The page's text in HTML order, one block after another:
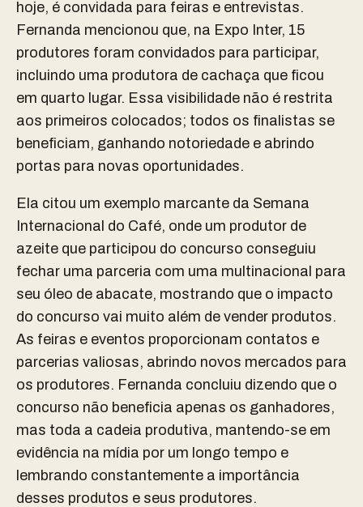
hoje, é convidada para feiras e entrevistas.
Fernanda mencionou que, na Expo Inter, 15
produtores foram convidados para participar,
incluindo uma produtora de cachaça que ficou
em quarto lugar. Essa visibilidade não é restrita
aos primeiros colocados; todos os finalistas se
beneficiam, ganhando notoriedade e abrindo
portas para novas oportunidades.
Ela citou um exemplo marcante da Semana
Internacional do Café, onde um produtor de
azeite que participou do concurso conseguiu
fechar uma parceria com uma multinacional para
seu óleo de abacate, mostrando que o impacto
do concurso vai muito além de vender produtos.
As feiras e eventos proporcionam contatos e
parcerias valiosas, abrindo novos mercados para
os produtores. Fernanda concluiu dizendo que o
concurso não beneficia apenas os ganhadores,
mas toda a cadeia produtiva, mantendo-se em
evidência na mídia por um longo tempo e
lembrando constantemente a importância
desses produtos e seus produtores.